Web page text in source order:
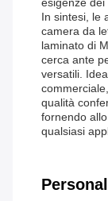
esigenze dei
In sintesi, le
camera da
laminato di
cerca ante
versatili.
qualità
fornendo
qualsiasi